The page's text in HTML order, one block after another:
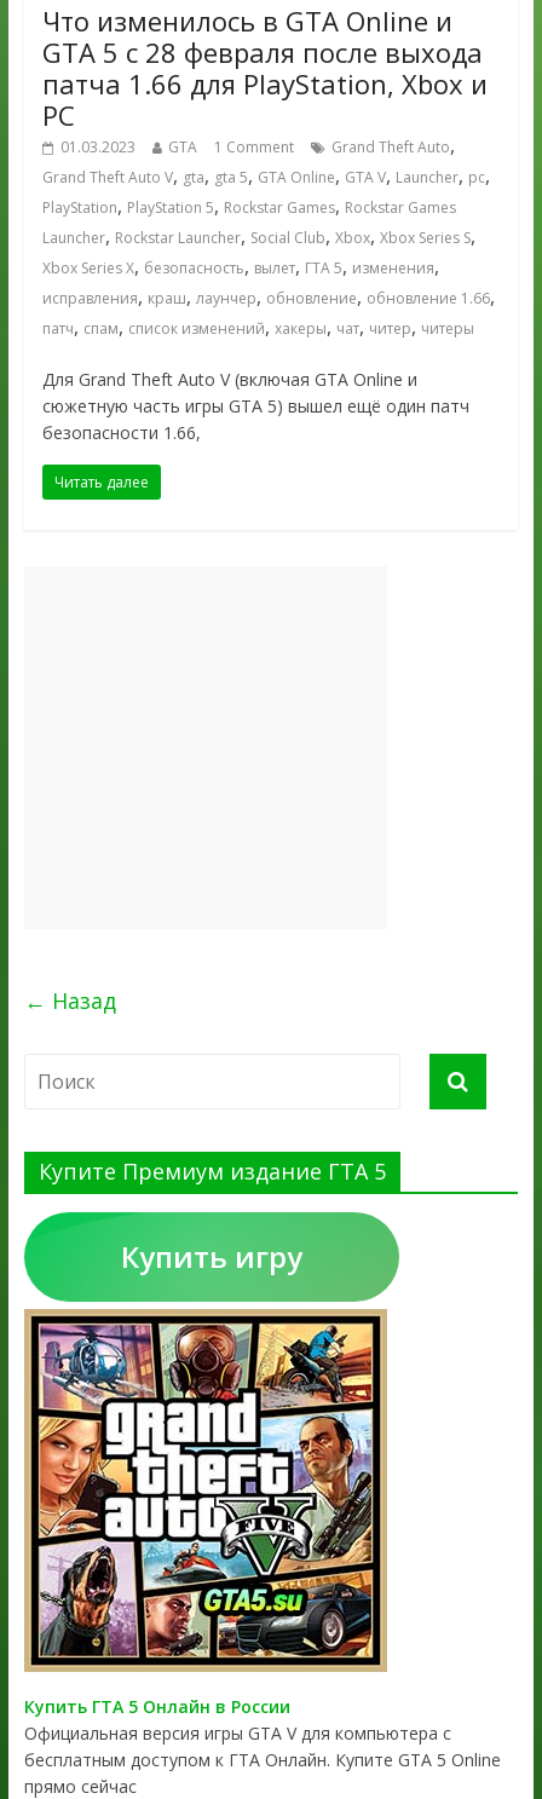
Что изменилось в GTA Online и
GTA 5 с 28 февраля после выхода
патча 1.66 для PlayStation, Xbox и
PC
01.03.2023 GTA 1 Comment Grand Theft Auto,
Grand Theft Auto V, gta, gta 5, GTA Online, GTA V, Launcher, pc,
PlayStation, PlayStation 5, Rockstar Games, Rockstar Games
Launcher, Rockstar Launcher, Social Club, Xbox, Xbox Series S,
Xbox Series X, безопасность, вылет, ГТА 5, изменения,
исправления, краш, лаунчер, обновление, обновление 1.66,
патч, спам, список изменений, хакеры, чат, читер, читеры
Для Grand Theft Auto V (включая GTA Online и
сюжетную часть игры GTA 5) вышел ещё один патч
безопасности 1.66,
Читать далее
← Назад
Купите Премиум издание ГТА 5
Купить игру
Купить ГТА 5 Онлайн в России
Официальная версия игры GTA V для компьютера с
бесплатным доступом к ГТА Онлайн. Купите GTA 5 Online
прямо сейчас